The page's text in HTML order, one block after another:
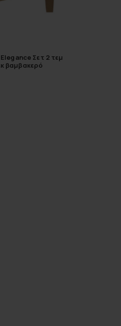
Σετ 2 τεμ
βαμβακερό